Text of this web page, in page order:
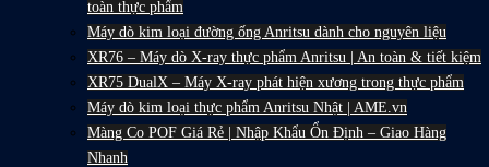
toàn thực phẩm
Máy dò kim loại đường ống Anritsu dành cho nguyên liệu
XR76 – Máy dò X-ray thực phẩm Anritsu | An toàn & tiết kiệm
XR75 DualX – Máy X-ray phát hiện xương trong thực phẩm
Máy dò kim loại thực phẩm Anritsu Nhật | AME.vn
Màng Co POF Giá Rẻ | Nhập Khẩu Ổn Định – Giao Hàng
Nhanh